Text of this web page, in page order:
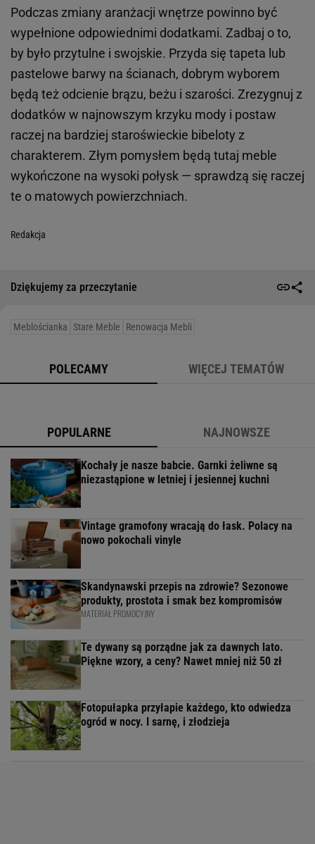
Podczas zmiany aranżacji wnętrze powinno być
wypełnione odpowiednimi dodatkami. Zadbaj o to,
by było przytulne i swojskie. Przyda się tapeta lub
pastelowe barwy na ścianach, dobrym wyborem
będą też odcienie brązu, beżu i szarości. Zrezygnuj z
dodatków w najnowszym krzyku mody i postaw
raczej na bardziej staroświeckie bibeloty z
charakterem. Złym pomysłem będą tutaj meble
wykończone na wysoki połysk — sprawdzą się raczej
te o matowych powierzchniach.
Redakcja
Dziękujemy za przeczytanie
Meblościanka Stare Meble Renowacja Mebli
POLECAMY WIĘCEJ TEMATÓW
POPULARNE NAJNOWSZE
Kochały je nasze babcie. Garnki żeliwne są
niezastąpione w letniej i jesiennej kuchni
Vintage gramofony wracają do łask. Polacy na
nowo pokochali vinyle
Skandynawski przepis na zdrowie? Sezonowe
produkty, prostota i smak bez kompromisów
MATERIAŁ PROMOCYJNY
Te dywany są porządne jak za dawnych lato.
Piękne wzory, a ceny? Nawet mniej niż 50 zł
Fotopułapka przyłapie każdego, kto odwiedza
ogród w nocy. I sarnę, i złodzieja